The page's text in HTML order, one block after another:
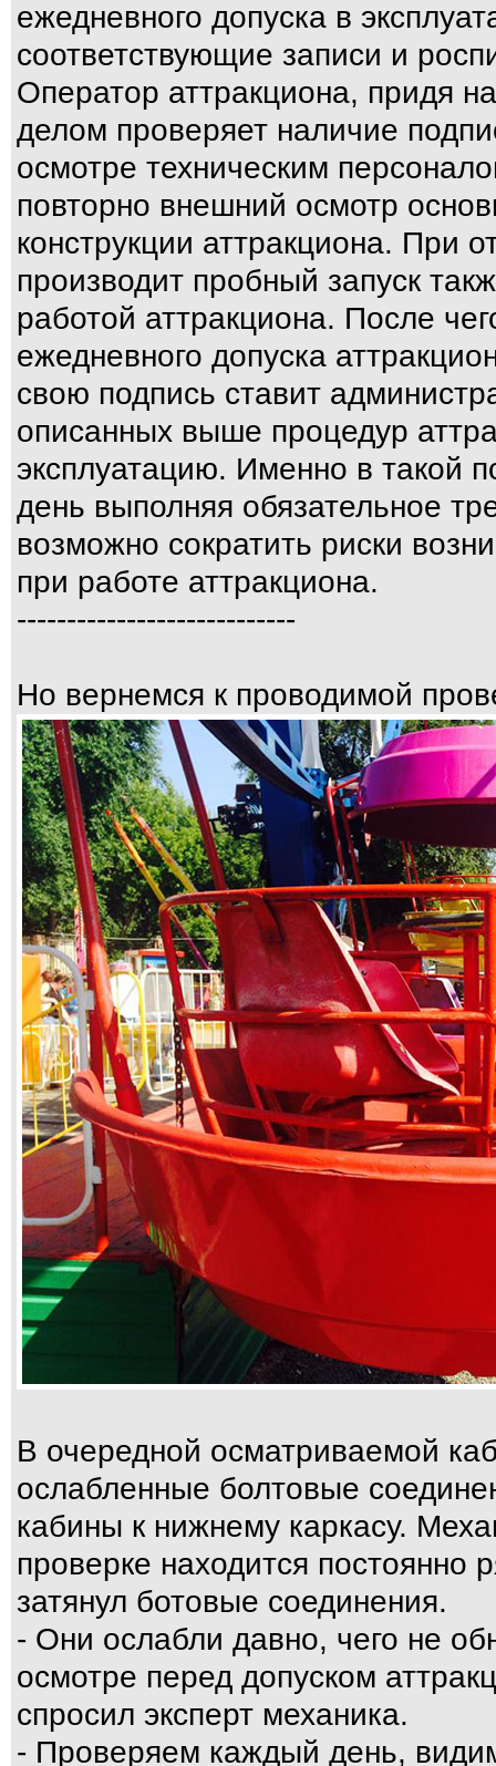
ежедневного допуска в
соответствующие записи и
Оператор аттракциона, придя
делом проверяет наличие
осмотре техническим
повторно внешний осмотр
конструкции аттракциона. При
производит пробный запуск
работой аттракциона. После
ежедневного допуска
свою подпись ставит
описанных выше процедур
эксплуатацию. Именно в такой
день выполняя обязательное
возможно сократить риски
при работе аттракциона.
----------------------------
Но вернемся к проводимой
В очередной осматриваемой
ослабленные болтовые
кабины к нижнему каркасу.
проверке находится постоянно
затянул ботовые соединения.
- Они ослабли давно, чего не
осмотре перед допуском
спросил эксперт механика.
- Проверяем каждый день,